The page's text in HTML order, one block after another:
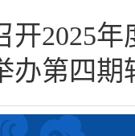
开2025
办第四期